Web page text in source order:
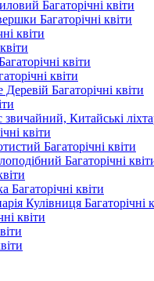
Багаторічні квіти
Багаторічні квіти
квіти
квіти
квіти
Багаторічні квіти
Китайські
квіти
Багаторічні квіти
Багаторічні
Багаторічні квіти
Кулівниця Багаторічні
квіти